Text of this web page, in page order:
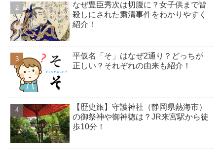
なぜ豊臣秀次は切腹に？女子供まで皆
殺しにされた粛清事件をわかりやすく
紹介！
平仮名「そ」はなぜ2通り？どっちが
正しい？それぞれの由来も紹介！
【歴史旅】守護神社（静岡県熱海市）
の御祭神や御神徳は？JR来宮駅から徒
歩10分！